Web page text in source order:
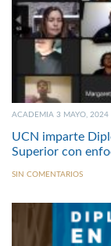
ACADEMIA 3 MAYO, 2024
UCN imparte
Superior con
SIN COMENTARIOS